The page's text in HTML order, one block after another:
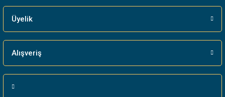
Üyelik
Alışveriş